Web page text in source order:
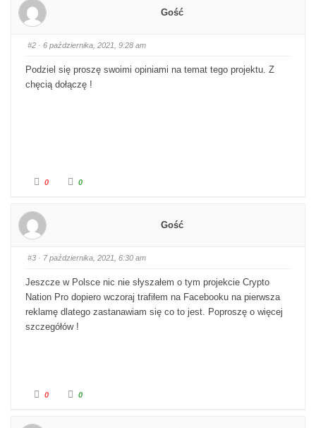
Gość
#2 · 6 października, 2021, 9:28 am
Podziel się proszę swoimi opiniami na temat tego projektu. Z
chęcią dołączę !
Kliknij dla kciuka w dół.
0 Kliknij dla kciuka w górę.
0
Gość
#3 · 7 października, 2021, 6:30 am
Jeszcze w Polsce nic nie słyszałem o tym projekcie Crypto
Nation Pro dopiero wczoraj trafiłem na Facebooku na pierwsza
reklamę dlatego zastanawiam się co to jest. Poproszę o więcej
szczegółów !
Kliknij dla kciuka w dół.
0 Kliknij dla kciuka w górę.
0